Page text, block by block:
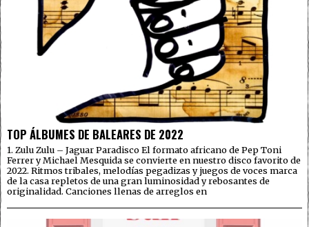
TOP ÁLBUMES DE BALEARES DE 2022
1. Zulu Zulu – Jaguar Paradisco El formato africano de Pep Toni
Ferrer y Michael Mesquida se convierte en nuestro disco favorito de
2022. Ritmos tribales, melodías pegadizas y juegos de voces marca
de la casa repletos de una gran luminosidad y rebosantes de
originalidad. Canciones llenas de arreglos en